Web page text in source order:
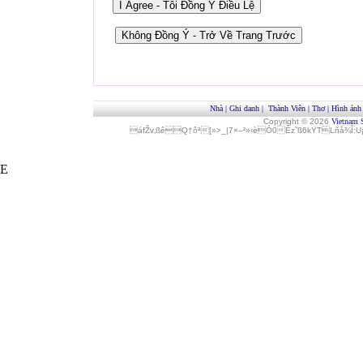
Nhà | Ghi danh | Thành Viên | Thơ| Hình ảnh
Copyright © 2026 Vietnam
áfŽv‚ßêQ†ôª[»>_|7×–²»‹èÓ0
E